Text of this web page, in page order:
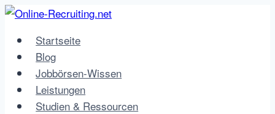
Zum
springenStartseite
Blog
Jobbörsen-Wissen
Leistungen
Studien & Ressourcen